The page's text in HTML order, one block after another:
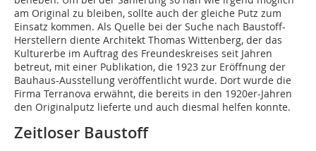
am Original zu bleiben, sollte auch der gleiche Putz zum
Einsatz kommen. Als Quelle bei der Suche nach Baustoff-
Herstellern diente Architekt Thomas Wittenberg, der das
Kulturerbe im Auftrag des Freundeskreises seit Jahren
betreut, mit einer Publikation, die 1923 zur Eröffnung der
Bauhaus-Ausstellung veröffentlicht wurde. Dort wurde die
Firma Terranova erwähnt, die bereits in den 1920er-Jahren
den Originalputz lieferte und auch diesmal helfen konnte.
Zeitloser Baustoff